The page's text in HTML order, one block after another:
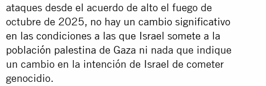
ataques desde el acuerdo de alto el fuego de
octubre de 2025, no hay un cambio significativo
en las condiciones a las que Israel somete a la
población palestina de Gaza ni nada que indique
un cambio en la intención de Israel de cometer
genocidio.